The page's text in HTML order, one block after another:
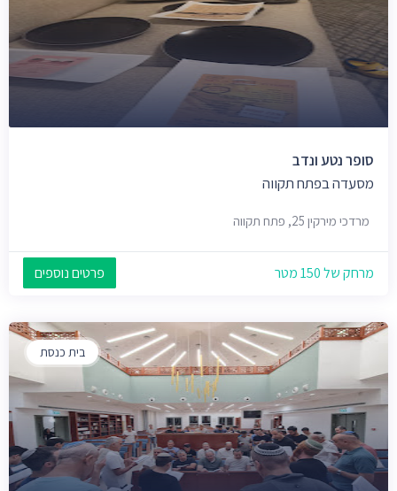
סופר נטע ונדב
מסעדה בפתח תקווה
מרדכי מירקין 25, פתח תקווה
מרחק של 150 מטר פרטים נוספים
בית כנסת